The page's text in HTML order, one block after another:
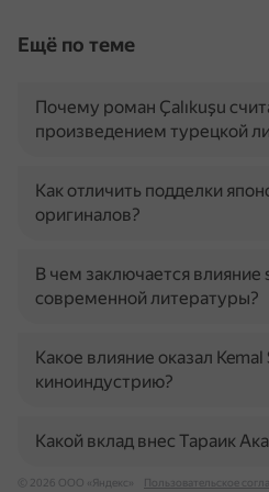
Ещё по теме
Почему роман Çalıkuşu
произведением турецкой
Как отличить подделки
оригиналов?
В чем заключается влияние
современной литературы?
Какое влияние оказал
киноиндустрию?
Какой вклад внес Тараик
© 2026 ООО «Яндекс» Пользовательское